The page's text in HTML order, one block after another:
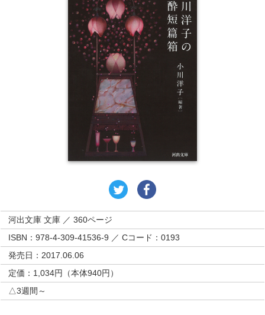
河出文庫 文庫 ／ 360ページ
ISBN：978-4-309-41536-9 ／ Cコード：0193
発売日：2017.06.06
定価：1,034円（本体940円）
△3週間～